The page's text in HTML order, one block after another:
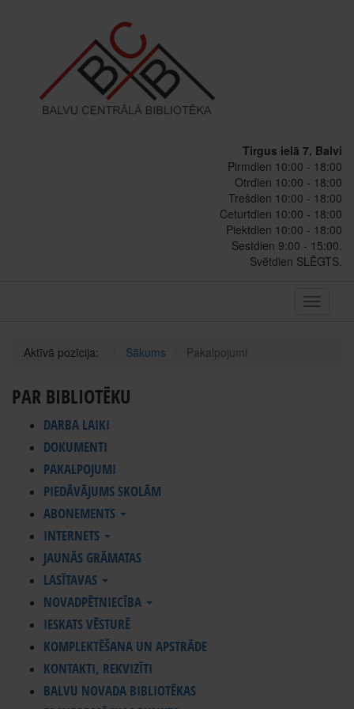
Tirgus ielā 7, Balvi
Pirmdien 10:00 - 18:00
Otrdien 10:00 - 18:00
Trešdien 10:00 - 18:00
Ceturtdien 10:00 - 18:00
Piektdien 10:00 - 18:00
Sestdien 9:00 - 15:00.
Svētdien SLĒGTS.
Toggle
Aktīvā pozīcija: Sākums Pakalpojumi
PAR BIBLIOTĒKU
DARBA LAIKI
DOKUMENTI
PAKALPOJUMI
PIEDĀVĀJUMS SKOLĀM
ABONEMENTS
INTERNETS
JAUNĀS GRĀMATAS
LASĪTAVAS
NOVADPĒTNIECĪBA
IESKATS VĒSTURĒ
KOMPLEKTĒŠANA UN APSTRĀDE
KONTAKTI, REKVIZĪTI
BALVU NOVADA BIBLIOTĒKAS